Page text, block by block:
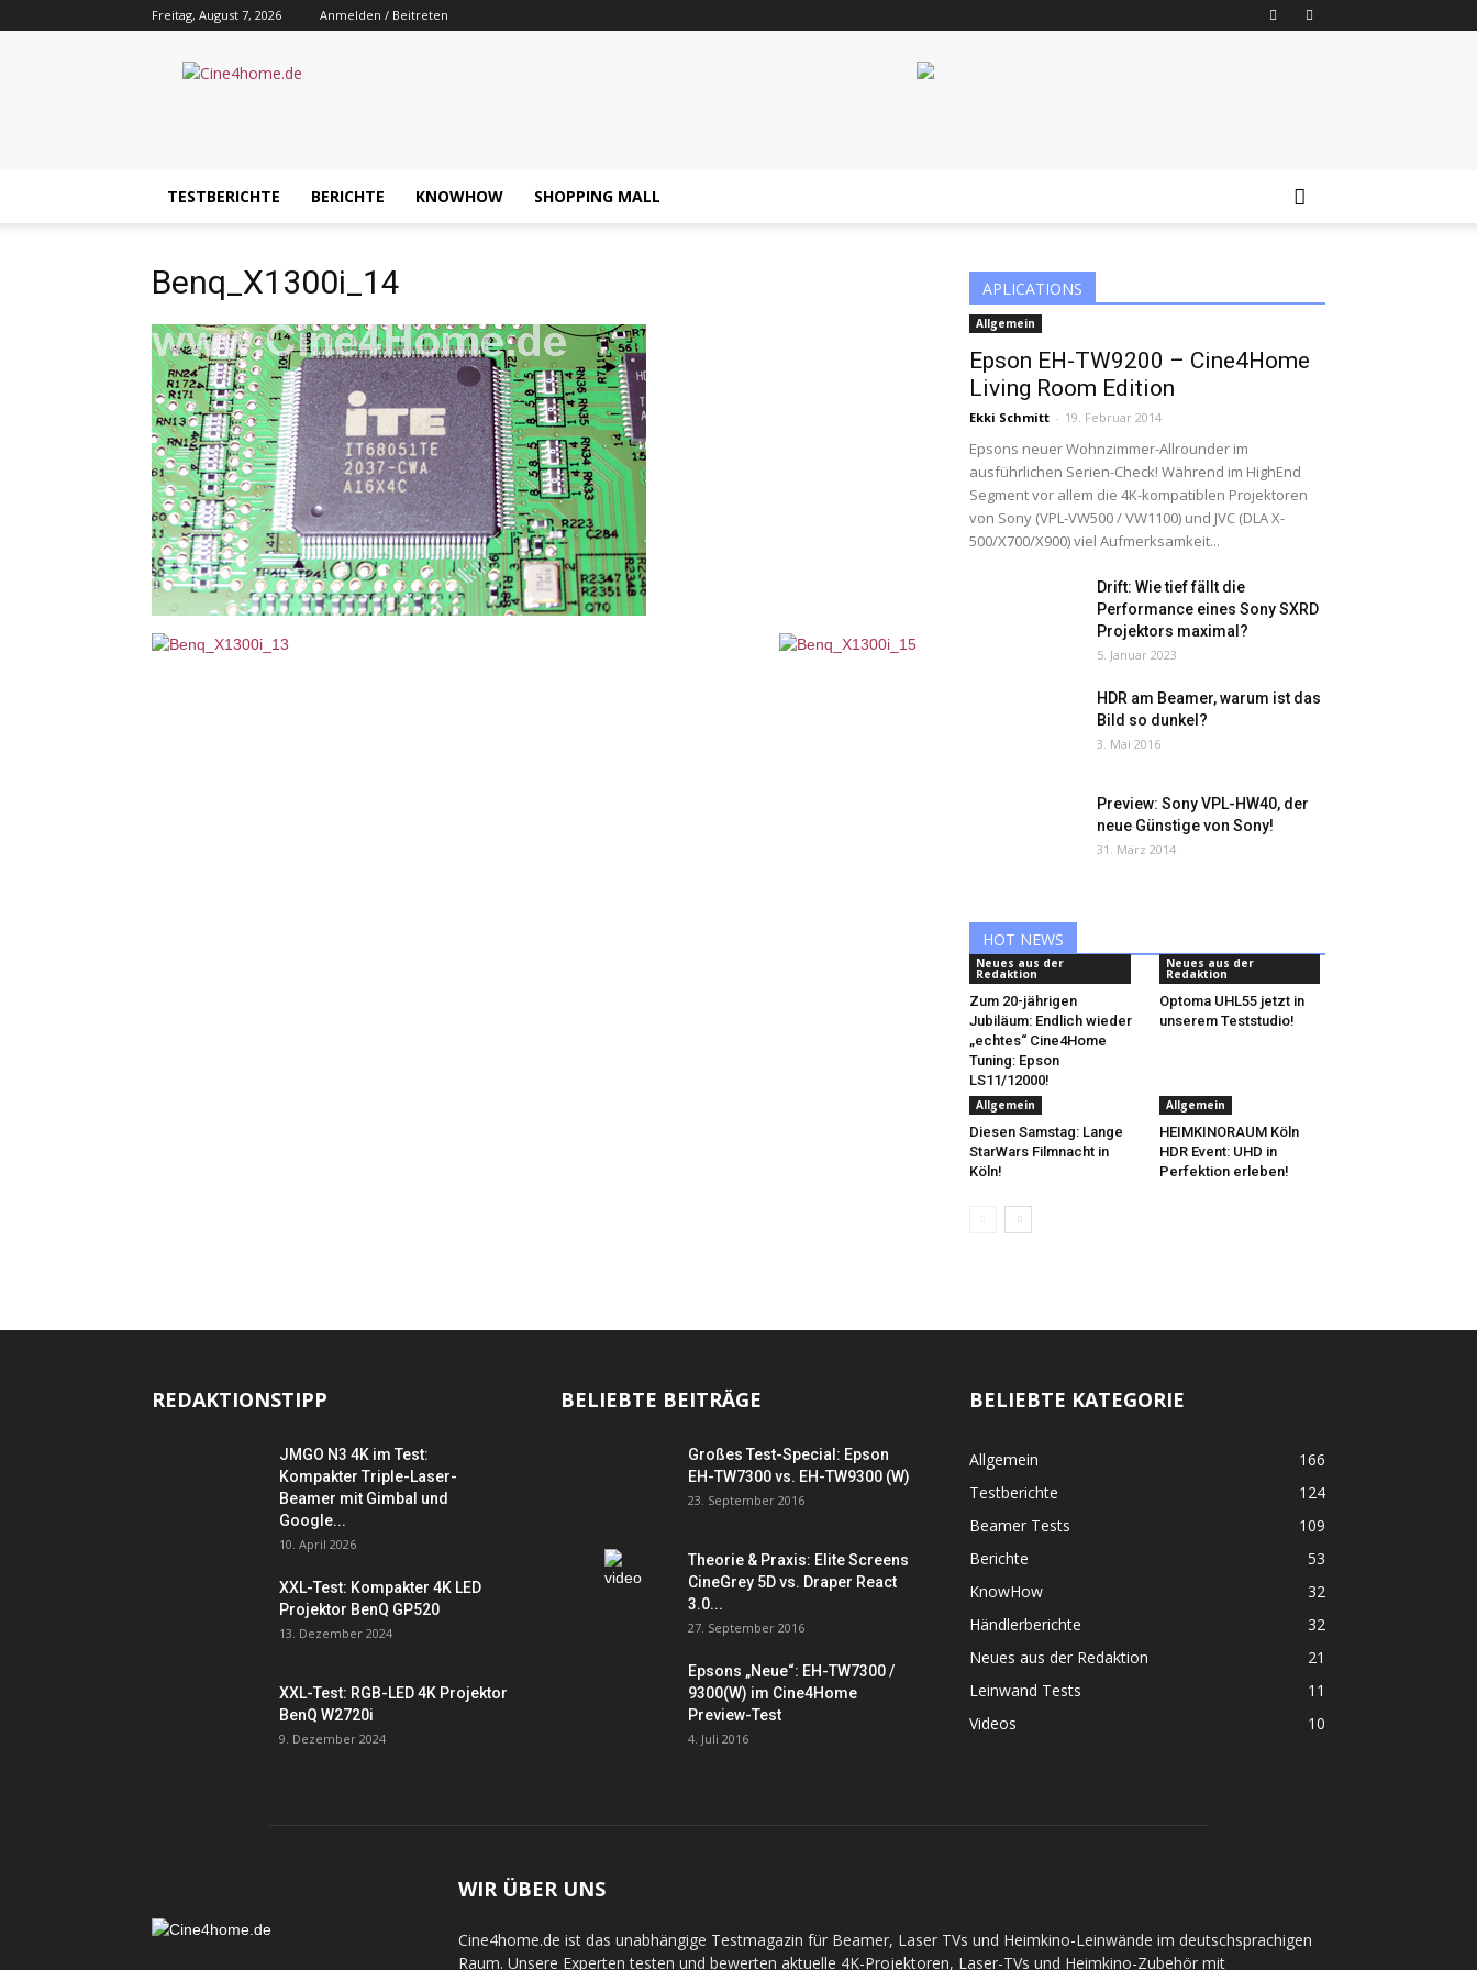
Freitag, August 7, 2026 Anmelden / Beitreten
Cine4home.de
TESTBERICHTE BERICHTE KNOWHOW SHOPPING MALL
Benq_X1300i_14 APLICATIONS
Allgemein
Epson EH-TW9200 – Cine4Home
Living Room Edition
Ekki Schmitt - 19. Februar 2014
Epsons neuer Wohnzimmer-Allrounder im
ausführlichen Serien-Check! Während im HighEnd
Segment vor allem die 4K-kompatiblen Projektoren
von Sony (VPL-VW500 / VW1100) und JVC (DLA X-
500/X700/X900) viel Aufmerksamkeit...
Drift: Wie tief fällt die
Performance eines Sony SXRD
Projektors maximal?
5. Januar 2023
HDR am Beamer, warum ist das
Bild so dunkel?
3. Mai 2016
Preview: Sony VPL-HW40, der
neue Günstige von Sony!
31. März 2014
HOT NEWS
Neues aus der
Redaktion
Zum 20-jährigen
Jubiläum: Endlich wieder
„echtes“ Cine4Home
Tuning: Epson
LS11/12000!
Neues aus der
Redaktion
Optoma UHL55 jetzt in
unserem Teststudio!
Allgemein
Diesen Samstag: Lange
StarWars Filmnacht in
Köln!
Allgemein
HEIMKINORAUM Köln
HDR Event: UHD in
Perfektion erleben!
REDAKTIONSTIPP
JMGO N3 4K im Test:
Kompakter Triple-Laser-
Beamer mit Gimbal und
Google...
10. April 2026
XXL-Test: Kompakter 4K LED
Projektor BenQ GP520
13. Dezember 2024
XXL-Test: RGB-LED 4K Projektor
BenQ W2720i
9. Dezember 2024
BELIEBTE BEITRÄGE
Großes Test-Special: Epson
EH-TW7300 vs. EH-TW9300 (W)
23. September 2016
Theorie & Praxis: Elite Screens
CineGrey 5D vs. Draper React
3.0...
27. September 2016
Epsons „Neue“: EH-TW7300 /
9300(W) im Cine4Home
Preview-Test
4. Juli 2016
BELIEBTE KATEGORIE
Allgemein
166
Testberichte
124
Beamer Tests
109
Berichte
53
KnowHow
32
Händlerberichte
32
Neues aus der Redaktion
21
Leinwand Tests
11
Videos
10
WIR ÜBER UNS
Cine4home.de ist das unabhängige Testmagazin für Beamer, Laser TVs und Heimkino-Leinwände im deutschsprachigen
Raum. Unsere Experten testen und bewerten aktuelle 4K-Projektoren, Laser-TVs und Heimkino-Zubehör mit